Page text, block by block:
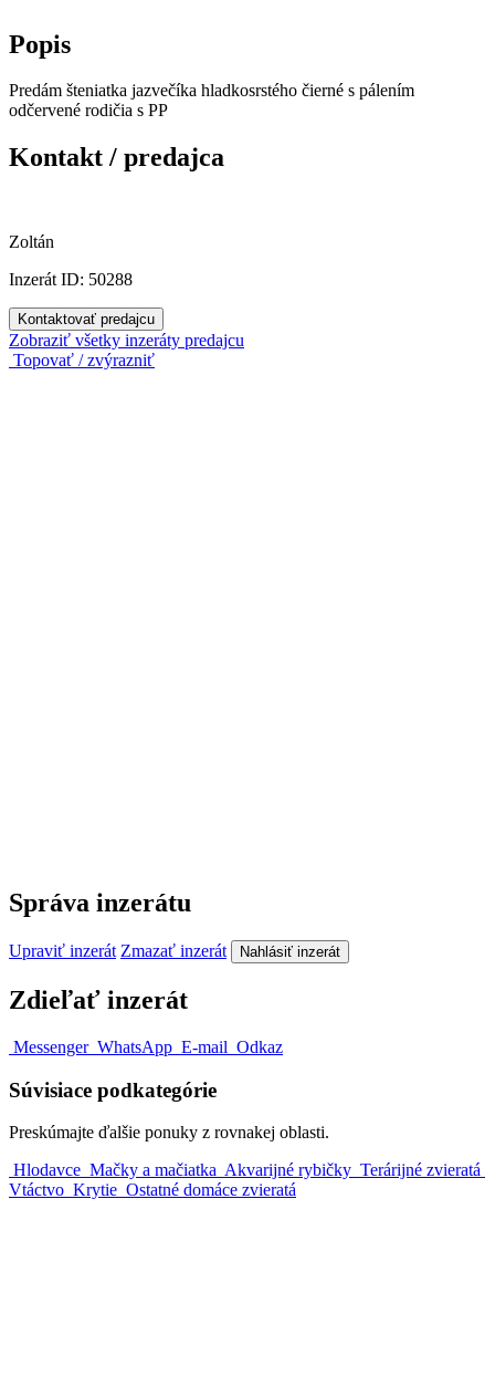
Popis
Predám šteniatka jazvečíka hladkosrstého čierné s pálením
odčervené rodičia s PP
Kontakt / predajca
Zoltán
Inzerát ID: 50288
Kontaktovať predajcu
Zobraziť všetky inzeráty predajcu
Topovať / zvýrazniť
Správa inzerátu
Upraviť inzerát Zmazať inzerát Nahlásiť inzerát
Zdieľať inzerát
Messenger WhatsApp E-mail Odkaz
Súvisiace podkategórie
Preskúmajte ďalšie ponuky z rovnakej oblasti.
Hlodavce Mačky a mačiatka Akvarijné rybičky Terárijné zvieratá
Vtáctvo Krytie Ostatné domáce zvieratá